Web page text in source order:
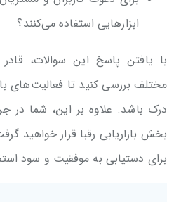
ابزارهایی استفاده می‌کنند؟
با یافتن پاسخ این سوالات، قادر
مختلف بررسی کنید تا فعالیت‌های
درک باشد. علاوه بر این، شما
بخش بازاریابی رقبا قرار خواهید
برای دستیابی به موفقیت و سود